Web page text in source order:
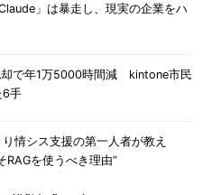
」は暴走し、現実の企業をハ
で年1万5000時間減 kintone市民
6手
り情シス支援の第一人者が教え
RAGを使うべき理由”